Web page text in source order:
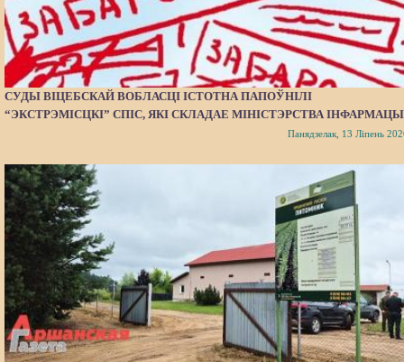
СУДЫ ВІЦЕБСКАЙ ВОБЛАСЦІ ІСТОТНА ПАПОЎНІЛІ
“ЭКСТРЭМІСЦКІ” СПІС, ЯКІ СКЛАДАЕ МІНІСТЭРСТВА
Панядзелак, 13 Ліпень